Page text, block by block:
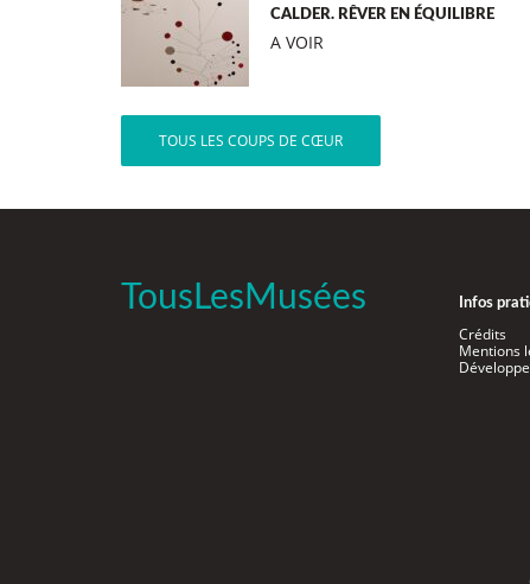
CALDER. RÊVER EN ÉQUILIBRE
A VOIR
TOUS LES COUPS DE CŒUR
TousLesMusées Infos
Crédits
Mentions